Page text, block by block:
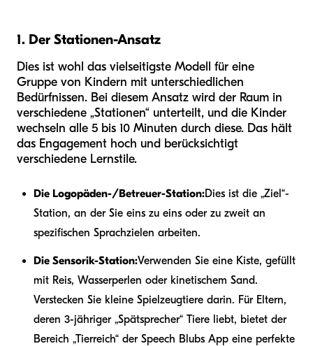
1. Der Stationen-Ansatz
Dies ist wohl das vielseitigste Modell für eine
Gruppe von Kindern mit unterschiedlichen
Bedürfnissen. Bei diesem Ansatz wird der Raum in
verschiedene „Stationen“ unterteilt, und die Kinder
wechseln alle 5 bis 10 Minuten durch diese. Das hält
das Engagement hoch und berücksichtigt
verschiedene Lernstile.
Die Logopäden-/Betreuer-Station:Dies ist die „Ziel“-
Station, an der Sie eins zu eins oder zu zweit an
spezifischen Sprachzielen arbeiten.
Die Sensorik-Station:Verwenden Sie eine Kiste, gefüllt
mit Reis, Wasserperlen oder kinetischem Sand.
Verstecken Sie kleine Spielzeugtiere darin. Für Eltern,
deren 3-jähriger „Spätsprecher“ Tiere liebt, bietet der
Bereich „Tierreich“ der Speech Blubs App eine perfekte